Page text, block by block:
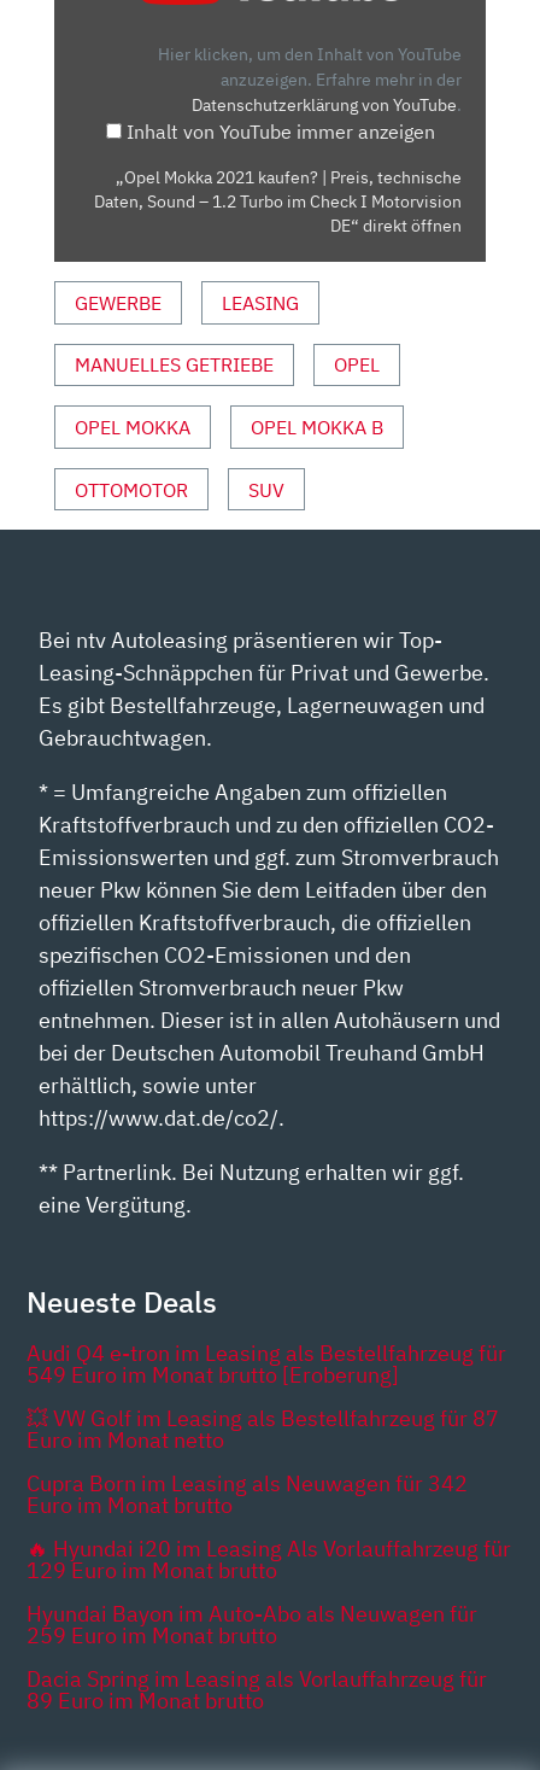
DATEN,
IM
CHECK
I
MOTORVISION
VON
YOUTUBE
ANZEIGEN
Hier klicken, um den Inhalt von YouTube
anzuzeigen. Erfahre mehr in der
Datenschutzerklärung von YouTube.
Inhalt von YouTube immer anzeigen
„Opel Mokka 2021 kaufen? | Preis, technische
Daten, Sound – 1.2 Turbo im Check I Motorvision
DE“ direkt öffnen
GEWERBE LEASING
MANUELLES GETRIEBE OPEL
OPEL MOKKA OPEL MOKKA B
OTTOMOTOR SUV
Bei ntv Autoleasing präsentieren wir Top-
Leasing-Schnäppchen für Privat und Gewerbe.
Es gibt Bestellfahrzeuge, Lagerneuwagen und
Gebrauchtwagen.
* = Umfangreiche Angaben zum offiziellen
Kraftstoffverbrauch und zu den offiziellen CO2-
Emissionswerten und ggf. zum Stromverbrauch
neuer Pkw können Sie dem Leitfaden über den
offiziellen Kraftstoffverbrauch, die offiziellen
spezifischen CO2-Emissionen und den
offiziellen Stromverbrauch neuer Pkw
entnehmen. Dieser ist in allen Autohäusern und
bei der Deutschen Automobil Treuhand GmbH
erhältlich, sowie unter
https://www.dat.de/co2/.
** Partnerlink. Bei Nutzung erhalten wir ggf.
eine Vergütung.
Neueste Deals
Audi Q4 e-tron im Leasing als Bestellfahrzeug für
549 Euro im Monat brutto [Eroberung]
💥 VW Golf im Leasing als Bestellfahrzeug für 87
Euro im Monat netto
Cupra Born im Leasing als Neuwagen für 342
Euro im Monat brutto
🔥 Hyundai i20 im Leasing Als Vorlauffahrzeug für
129 Euro im Monat brutto
Hyundai Bayon im Auto-Abo als Neuwagen für
259 Euro im Monat brutto
Dacia Spring im Leasing als Vorlauffahrzeug für
89 Euro im Monat brutto